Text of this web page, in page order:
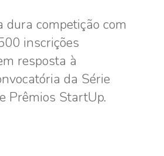
dura competição com
inscrições
resposta à
da Série
Prêmios StartUp.